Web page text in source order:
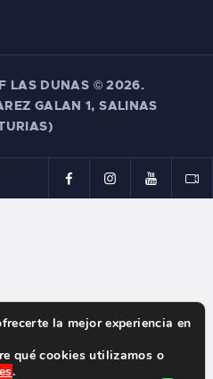
LAS DUNAS ©2026.
GALAN 1, SALINAS
la mejor experiencia en
qué cookies utilizamos o
.